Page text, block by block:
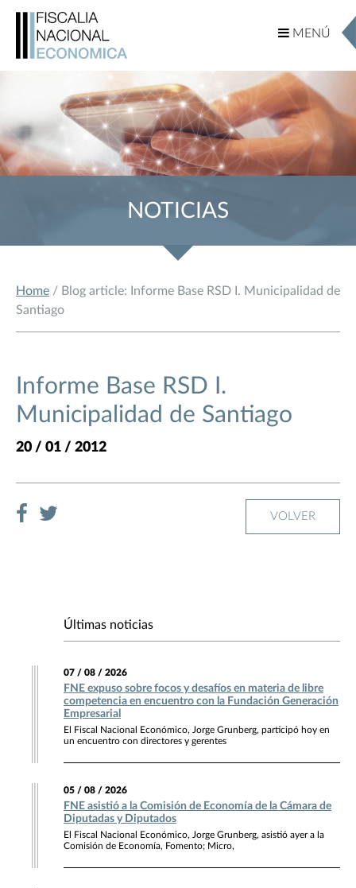
MENÚ
MENÚ
NOTICIAS
Home / Blog article: Informe Base RSD I. Municipalidad de
Santiago
Informe Base RSD I.
Municipalidad de Santiago
20 / 01 / 2012
VOLVER
Últimas noticias
07 / 08 / 2026
FNE expuso sobre focos y desafíos en materia de libre
competencia en encuentro con la Fundación Generación
Empresarial
El Fiscal Nacional Económico, Jorge Grunberg, participó hoy en
un encuentro con directores y gerentes
05 / 08 / 2026
FNE asistió a la Comisión de Economía de la Cámara de
Diputadas y Diputados
El Fiscal Nacional Económico, Jorge Grunberg, asistió ayer a la
Comisión de Economía, Fomento; Micro,